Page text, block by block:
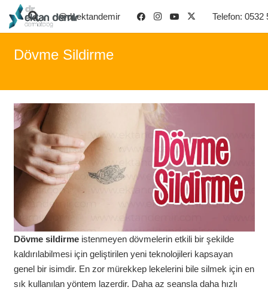
@dr.ektandemir Telefon: 0532
Dövme Sildirme
Dövme sildirme istenmeyen dövmelerin etkili bir şekilde
kaldırılabilmesi için geliştirilen yeni teknolojileri kapsayan
genel bir isimdir. En zor mürekkep lekelerini bile silmek için en
sık kullanılan yöntem lazerdir. Daha az seansla daha hızlı